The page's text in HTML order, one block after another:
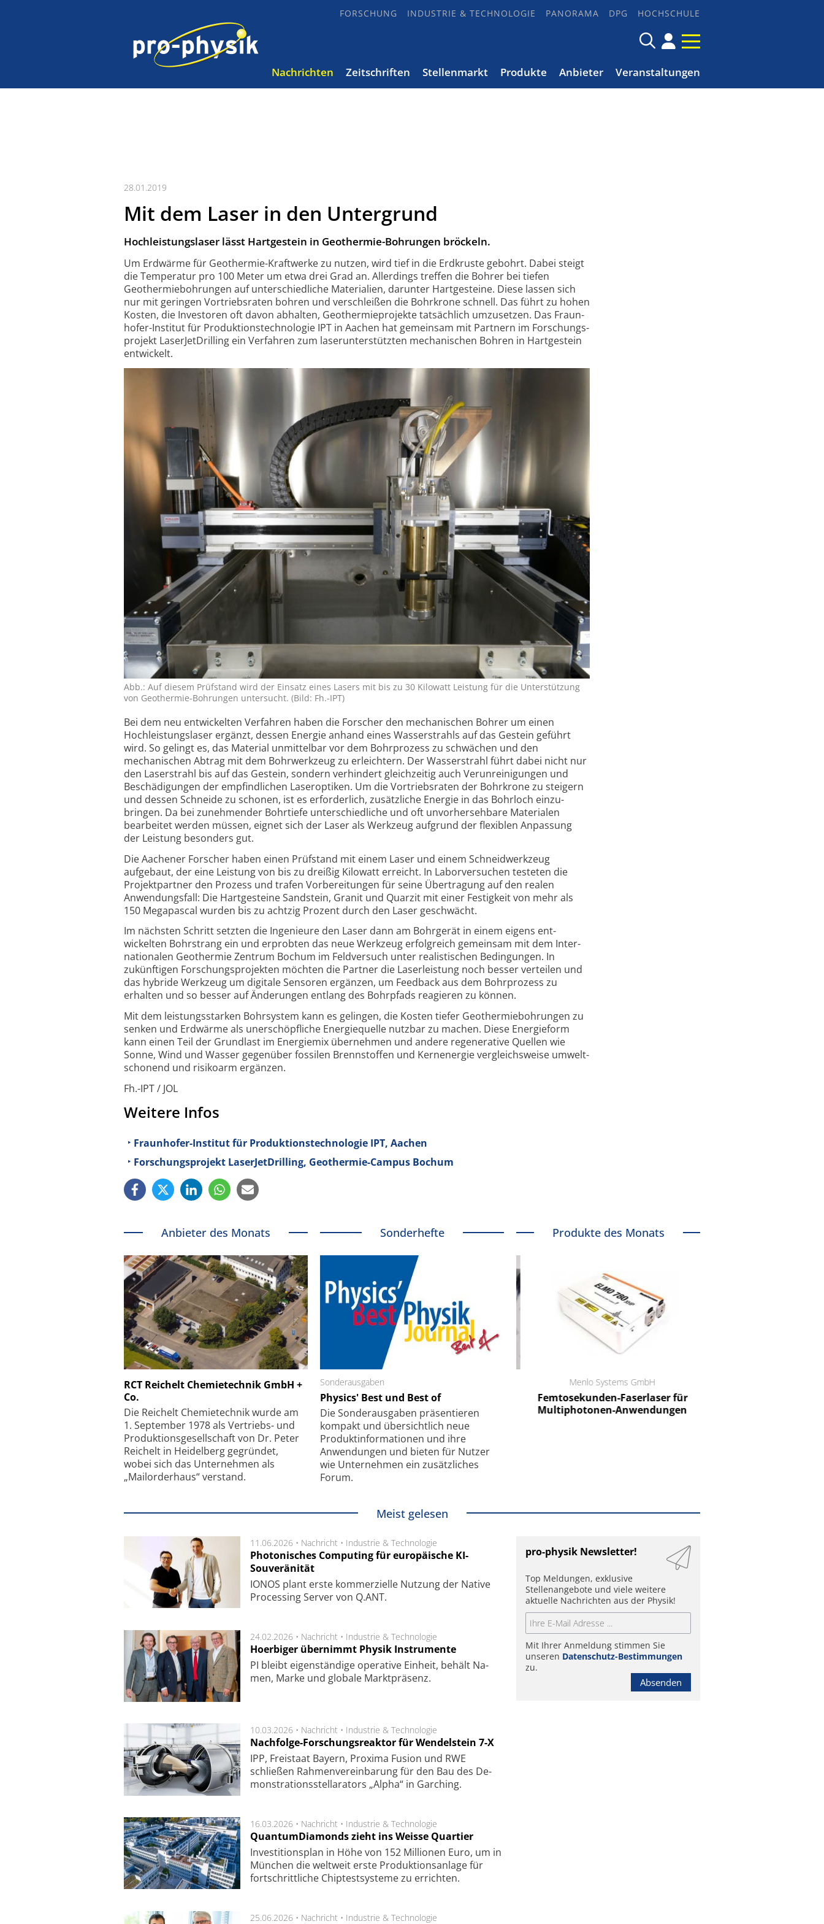
FORSCHUNG INDUSTRIE & TECHNOLOGIE PANORAMA DPG HOCHSCHULE
Nachrichten Zeitschriften Stellenmarkt Produkte Anbieter Veranstaltungen
28.01.2019
Mit dem Laser in den Untergrund
Hochleistungslaser lässt Hartgestein in Geothermie-Bohrungen bröckeln.
Um Erdwärme für Geo­thermie-Kraftwerke zu nutzen, wird tief in die Erdkruste gebohrt. Dabei steigt
die Temperatur pro 100 Meter um etwa drei Grad an. Aller­dings treffen die Bohrer bei tiefen
Geothermie­bohrungen auf unter­schiedliche Materialien, darunter Hart­gesteine. Diese lassen sich
nur mit geringen Vortriebs­raten bohren und verschleißen die Bohrkrone schnell. Das führt zu hohen
Kosten, die Investoren oft davon abhalten, Geothermie­projekte tatsächlich umzu­setzen. Das Fraun­
hofer-Institut für Produktions­technologie IPT in Aachen hat gemeinsam mit Partnern im Forschungs­
projekt LaserJet­Drilling ein Verfahren zum laser­unterstützten mechanischen Bohren in Hart­gestein
entwickelt.
Abb.: Auf diesem Prüfstand wird der Einsatz eines Lasers mit bis zu 30 Kilo­watt Leistung für die Unter­stützung
von Geo­thermie-Bohrungen unter­sucht. (Bild: Fh.-IPT)
Bei dem neu ent­wickelten Verfahren haben die Forscher den mechanischen Bohrer um einen
Hochleistungs­laser ergänzt, dessen Energie anhand eines Wasser­strahls auf das Gestein geführt
wird. So gelingt es, das Material unmittelbar vor dem Bohr­prozess zu schwächen und den
mechanischen Abtrag mit dem Bohr­werkzeug zu erleichtern. Der Wasser­strahl führt dabei nicht nur
den Laserstrahl bis auf das Gestein, sondern verhindert gleich­zeitig auch Verun­reinigungen und
Beschä­digungen der empfind­lichen Laser­optiken. Um die Vortriebs­raten der Bohrkrone zu steigern
und dessen Schneide zu schonen, ist es erforderlich, zusätz­liche Energie in das Bohrloch einzu­
bringen. Da bei zuneh­mender Bohrtiefe unter­schiedliche und oft unvor­hersehbare Materialen
bearbeitet werden müssen, eignet sich der Laser als Werkzeug aufgrund der flexiblen Anpassung
der Leistung besonders gut.
Die Aachener Forscher haben einen Prüfstand mit einem Laser und einem Schneid­werkzeug
aufgebaut, der eine Leistung von bis zu dreißig Kilowatt erreicht. In Labor­versuchen testeten die
Projekt­partner den Prozess und trafen Vorbe­reitungen für seine Über­tragung auf den realen
Anwendungs­fall: Die Hart­gesteine Sandstein, Granit und Quarzit mit einer Festig­keit von mehr als
150 Megapascal wurden bis zu achtzig Prozent durch den Laser geschwächt.
Im nächsten Schritt setzten die Inge­nieure den Laser dann am Bohrgerät in einem eigens ent­
wickelten Bohr­strang ein und erprobten das neue Werkzeug erfolg­reich gemeinsam mit dem Inter­
nationalen Geothermie Zentrum Bochum im Feld­versuch unter rea­listischen Bedingungen. In
zukünf­tigen Forschungs­projekten möchten die Partner die Laser­leistung noch besser verteilen und
das hybride Werkzeug um digitale Sensoren ergänzen, um Feedback aus dem Bohr­prozess zu
erhalten und so besser auf Än­derungen entlang des Bohrpfads reagieren zu können.
Mit dem leistungs­starken Bohrsystem kann es gelingen, die Kosten tiefer Geothermie­bohrungen zu
senken und Erdwärme als uner­schöpfliche Energie­quelle nutzbar zu machen. Diese Energie­form
kann einen Teil der Grundlast im Energiemix übernehmen und andere regenerative Quellen wie
Sonne, Wind und Wasser gegenüber fossilen Brenn­stoffen und Kernenergie vergleichs­weise umwelt­
schonend und risikoarm ergänzen.
Fh.-IPT / JOL
Weitere Infos
Fraunhofer-Institut für Produktionstechnologie IPT, Aachen
Forschungsprojekt LaserJetDrilling, Geothermie-Campus Bochum
Anbieter des Monats
RCT Reichelt Chemietechnik GmbH +
Co.
Die Reichelt Chemietechnik wurde am
1. September 1978 als Vertriebs- und
Produktionsgesellschaft von Dr. Peter
Reichelt in Heidelberg gegründet,
wobei sich das Unternehmen als
„Mailorderhaus“ verstand.
Sonderhefte
Sonderausgaben
Physics' Best und Best of
Die Sonder­ausgaben präsentieren
kompakt und übersichtlich neue
Produkt­informationen und ihre
Anwendungen und bieten für Nutzer
wie Unternehmen ein zusätzliches
Forum.
Produkte des Monats
Schäfter + Kirchhoff GmbH
Feinfokussierungsmechanismus
Elektronenmikroskopie auf
kleinstem Raum
Menlo Systems GmbH
Femtosekunden-Faserlaser für
Multiphotonen-Anwendungen
Meist gelesen
11.06.2026 • Nachricht • Industrie & Technologie
Photonisches Computing für europäische KI-
Souveränität
IONOS plant erste kom­mer­ziel­le Nut­zung der Native
Pro­ces­sing Ser­ver von Q.ANT.
24.02.2026 • Nachricht • Industrie & Technologie
Hoerbiger übernimmt Physik Instrumente
PI bleibt eigen­stän­di­ge ope­ra­ti­ve Ein­heit, be­hält Na­
men, Mar­ke und glo­ba­le Markt­prä­senz.
10.03.2026 • Nachricht • Industrie & Technologie
Nachfolge-Forschungsreaktor für Wendelstein 7-X
IPP, Frei­staat Bay­ern, Pro­xi­ma Fu­sion und RWE
schließen Rah­men­ver­ein­ba­rung für den Bau des De­
mon­stra­tions­stel­la­ra­tors „Alpha“ in Gar­ching.
16.03.2026 • Nachricht • Industrie & Technologie
QuantumDiamonds zieht ins Weisse Quartier
Inves­ti­tions­plan in Höhe von 152 Mil­lio­nen Euro, um in
Mün­chen die welt­weit ers­te Pro­duk­tions­an­la­ge für
fort­schritt­li­che Chip­test­sys­te­me zu er­rich­ten.
25.06.2026 • Nachricht • Industrie & Technologie
pro-physik Newsletter!
Top Meldungen, exklusive
Stellenangebote und viele weitere
aktuelle Nachrichten aus der Physik!
Mit Ihrer Anmeldung stimmen Sie
unseren Datenschutz-Bestimmungen
zu.
Absenden